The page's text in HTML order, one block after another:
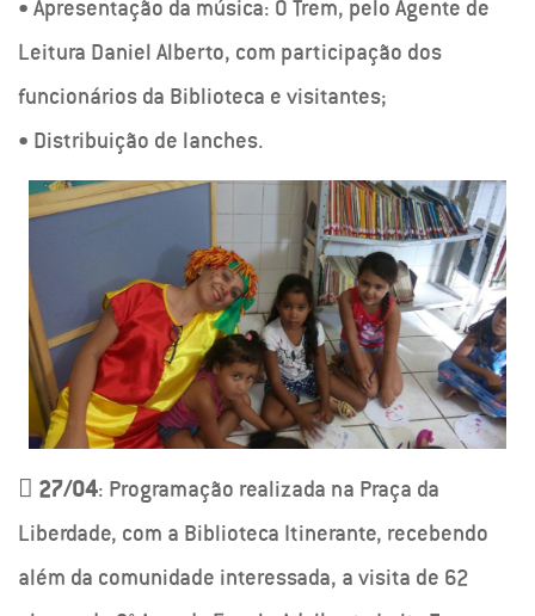
• Apresentação da música: O Trem, pelo Agente de
Leitura Daniel Alberto, com participação dos
funcionários da Biblioteca e visitantes;
• Distribuição de lanches.
 27/04: Programação realizada na Praça da
Liberdade, com a Biblioteca Itinerante, recebendo
além da comunidade interessada, a visita de 62